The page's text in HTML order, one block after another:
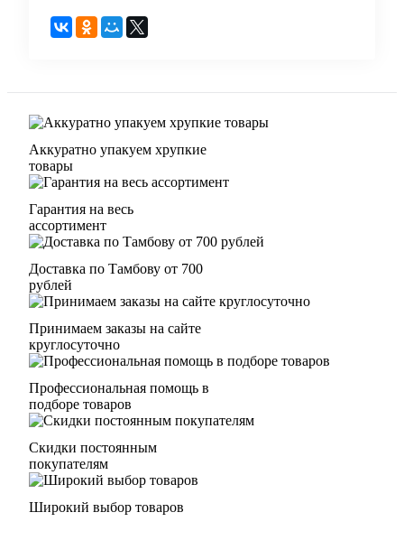
Аккуратно упакуем хрупкие
товары
Гарантия на весь
ассортимент
Доставка по Тамбову от 700
рублей
Принимаем заказы на сайте
круглосуточно
Профессиональная помощь в
подборе товаров
Скидки постоянным
покупателям
Широкий выбор товаров